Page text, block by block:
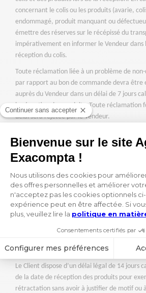
concernant le colis ou les produits (avarie,
endommagé, produit manquant ou
émettre des réserves sur le récépissé du
impérativement en informer le Vendeur dans
réception du colis.
Toute réclamation liée à un problème de
par rapport au bon de commande devra être
auprès du Vendeur dans un délai de 7 jours
la réception des produits. Toute réclamation
délai sera rejetée par le Vendeur.
produit à l’adresse indiquée par le Vendeur
demandera soit le remboursement de
versées pour ce produit soit le remplacement
ou non-conforme par un produit équivalent.
Forme de la réclamation– Toute réclamation
être formulée par le Client prioritairement
l’adresse suivante : www.agendas-
les références de la commande.
ARTICLE 7 – DROIT DE
Le Client dispose d’un délai légal de 14 jours
de la date de réception des produits pour
rétractation sans avoir à justifier de motif ou